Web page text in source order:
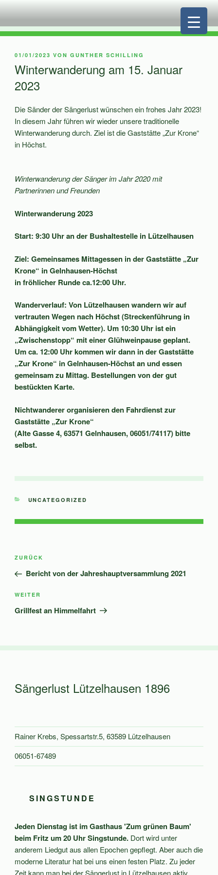
springen
VERÖFFENTLICHT
01/01/2023 VON GUNTHER SCHILLING
Winterwanderung am 15. Januar
2023
Die Sänder der Sängerlust wünschen ein frohes Jahr 2023!
In diesem Jahr führen wir wieder unsere traditionelle
Winterwanderung durch. Ziel ist die Gaststätte „Zur Krone“
in Höchst.
Winterwanderung der Sänger im Jahr 2020 mit
Partnerinnen und Freunden
Winterwanderung 2023
Start: 9:30 Uhr an der Bushaltestelle in Lützelhausen
Ziel: Gemeinsames Mittagessen in derGaststätte „Zur
Krone“ in Gelnhausen-Höchst
in fröhlicher Runde ca.12:00 Uhr.
Wanderverlauf: Von Lützelhausen wandern wir auf
vertrauten Wegen nach Höchst (Streckenführung in
Abhängigkeit vom Wetter). Um 10:30 Uhr ist ein
„Zwischenstopp“ mit einer Glühweinpause geplant.
Um ca. 12:00 Uhr kommen wir dann in der Gaststätte
„Zur Krone“ in Gelnhausen-Höchst an und essen
gemeinsam zu Mittag. Bestellungen von der gut
bestückten Karte.
Nichtwanderer organisieren den Fahrdienst zur
Gaststätte „Zur Krone“
(Alte Gasse 4, 63571 Gelnhausen, 06051/74117) bitte
selbst.
KATEGORIEN
UNCATEGORIZED
Beitragsnavigation
Vorheriger
Beitrag
ZURÜCK
Bericht von der Jahreshauptversammlung 2021
Nächster
Beitrag
WEITER
Grillfest an Himmelfahrt
Sängerlust Lützelhausen 1896
Rainer Krebs, Spessartstr.5, 63589 Lützelhausen
06051-67489
SINGSTUNDE
Jeden Dienstag ist im Gasthaus 'Zum grünen Baum'
beim Fritz um 20 Uhr Singstunde. Dort wird unter
anderem Liedgut aus allen Epochen gepflegt. Aber auch die
moderne Literatur hat bei uns einen festen Platz. Zu jeder
Zeit kann man bei der Sängerlust in Lützelhausen aktiv